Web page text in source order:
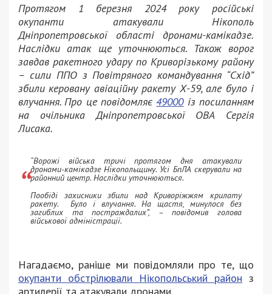
Протягом 1 березня 2024 року російські
окупанти атакували Нікополь
Дніпропетровської області дронами-камікадзе.
Наслідки атак ще уточнюються. Також ворог
завдав ракетного удару по Криворізькому району
– сили ППО з Повітряного командування “Схід”
збили керовану авіаційну ракету Х-59, але було і
влучання. Про це повідомляє49000із посиланням
на очільника Дніпропетровської ОВА Сергія
Лисака.
“Ворожі війська тричі протягом дня атакували
дронами-камікадзе Нікопольщину. Усі БпЛА скерували на
районний центр. Наслідки уточнюються.
Пообіді захисники збили над Криворіжжям крилату
ракету. Було і влучання. На щастя, минулося без
загиблих та постраждалих”, – повідомив голова
військової адміністрації.
Нагадаємо, раніше ми повідомляли про те, що
окупанти обстрілювали Нікопольський район з